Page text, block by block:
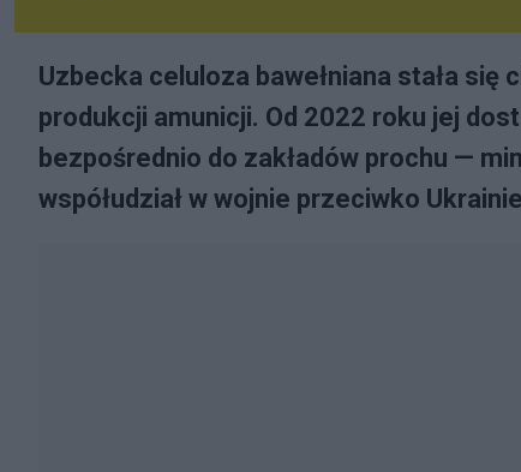
Uzbecka celuloza bawełniana stała
produkcji amunicji. Od 2022 roku jej
bezpośrednio do zakładów prochu —
współudział w wojnie przeciwko